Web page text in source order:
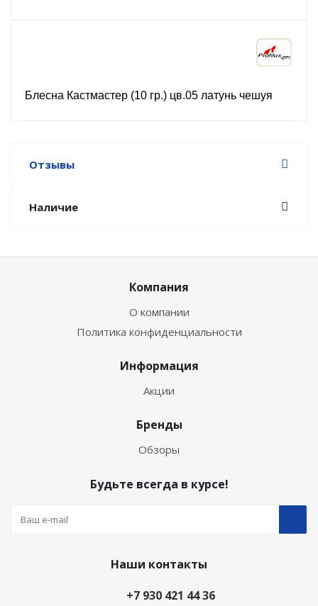
Блесна Кастмастер (10 гр.) цв.05 латунь чешуя
Отзывы
Наличие
Компания
О компании
Политика конфиденциальности
Информация
Акции
Бренды
Обзоры
Будьте всегда в курсе!
Наши контакты
+7 930 421 44 36